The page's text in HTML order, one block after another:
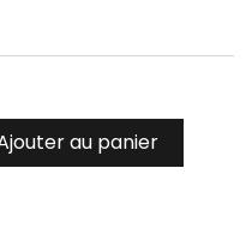
au panier